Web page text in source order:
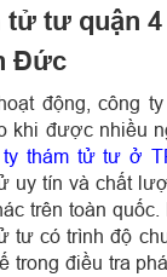
tư quận 4
Đức
động, công
khi được nhiều
ty thám tử tư ở
uy tín và chất
trên toàn
tư có trình độ
trong điều tra